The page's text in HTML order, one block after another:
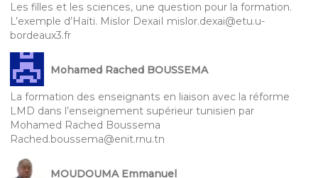
Les filles et les sciences, une question pour la formation.
L’exemple d’Haïti. Mislor DexaiI mislor.dexai@etu.u-
bordeaux3.fr
Mohamed Rached BOUSSEMA
La formation des enseignants en liaison avec la réforme
LMD dans l’enseignement supérieur tunisien par
Mohamed Rached Boussema
Rached.boussema@enit.rnu.tn
MOUDOUMA Emmanuel